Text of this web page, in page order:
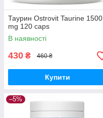
Таурин Ostrovit Taurine 1500
mg 120 caps
В наявності
430 ₴ 460 ₴
Купити
–5%